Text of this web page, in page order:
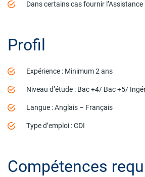
Dans certains cas fournir l’Assistance
Profil
Expérience : Minimum 2 ans
Niveau d’étude : Bac +4/ Bac +5/
Langue : Anglais – Français
Type d’emploi : CDI
Compétences